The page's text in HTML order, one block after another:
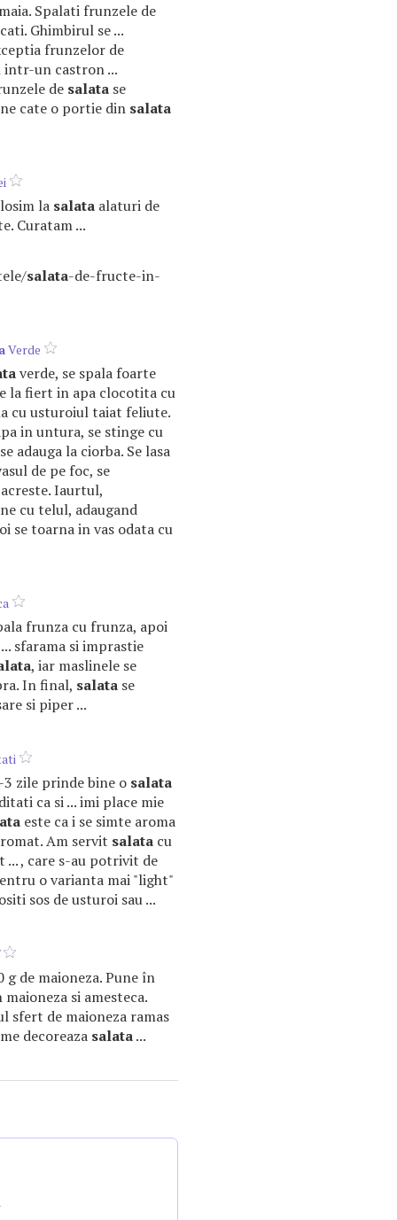
Spalati frunzele de
Ghimbirul se ...
frunzelor de
intr-un castron ...
de salata se
cate o portie din salata
la salata alaturi de
Curatam ...
salata-de-fructe-in-
Verde
verde, se spala foarte
la fiert in apa clocotita cu
cu usturoiul taiat feliute.
in untura, se stinge cu
adauga la ciorba. Se lasa
de pe foc, se
Iaurtul,
cu telul, adaugand
se toarna in vas odata cu
frunza cu frunza, apoi
sfarama si imprastie
, iar maslinele se
In final, salata se
si piper ...
3 zile prinde bine o salata
ca si ... imi place mie
este ca i se simte aroma
Am servit salata cu
... , care s-au potrivit de
o varianta mai "light"
sos de usturoi sau ...
g de maioneza. Pune în
si amesteca.
sfert de maioneza ramas
decoreaza salata...